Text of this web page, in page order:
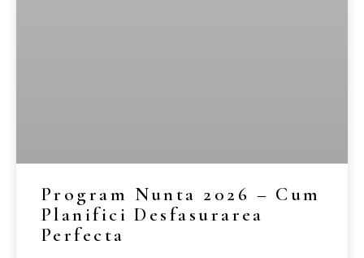
Program Nunta 2026 – Cum
Planifici Desfasurarea
Perfecta